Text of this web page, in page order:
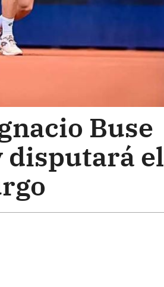
Buse
disputará el